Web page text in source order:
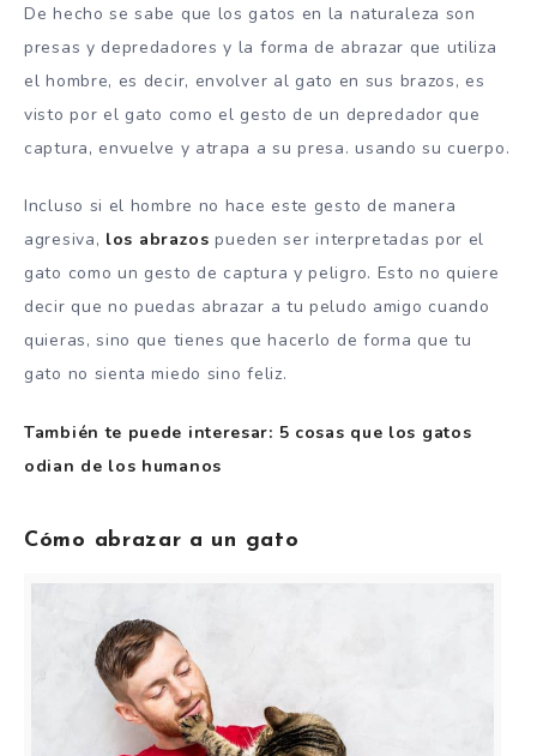
De hecho se sabe que los gatos en la naturaleza son
presas y depredadores y la forma de abrazar que utiliza
el hombre, es decir, envolver al gato en sus brazos, es
visto por el gato como el gesto de un depredador que
captura, envuelve y atrapa a su presa. usando su cuerpo.
Incluso si el hombre no hace este gesto de manera
agresiva, los abrazos pueden ser interpretadas por el
gato como un gesto de captura y peligro. Esto no quiere
decir que no puedas abrazar a tu peludo amigo cuando
quieras, sino que tienes que hacerlo de forma que tu
gato no sienta miedo sino feliz.
También te puede interesar: 5 cosas que los gatos
odian de los humanos
Cómo abrazar a un gato